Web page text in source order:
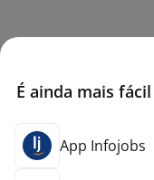
É ainda mais
App Infojobs